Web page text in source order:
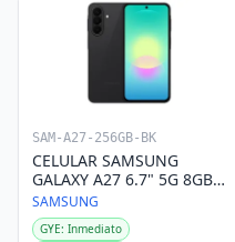
SAM-A27-256GB-BK
CELULAR SAMSUNG
GALAXY A27 6.7" 5G 8GB
256GB NEGRO DS
SAMSUNG
GYE: Inmediato